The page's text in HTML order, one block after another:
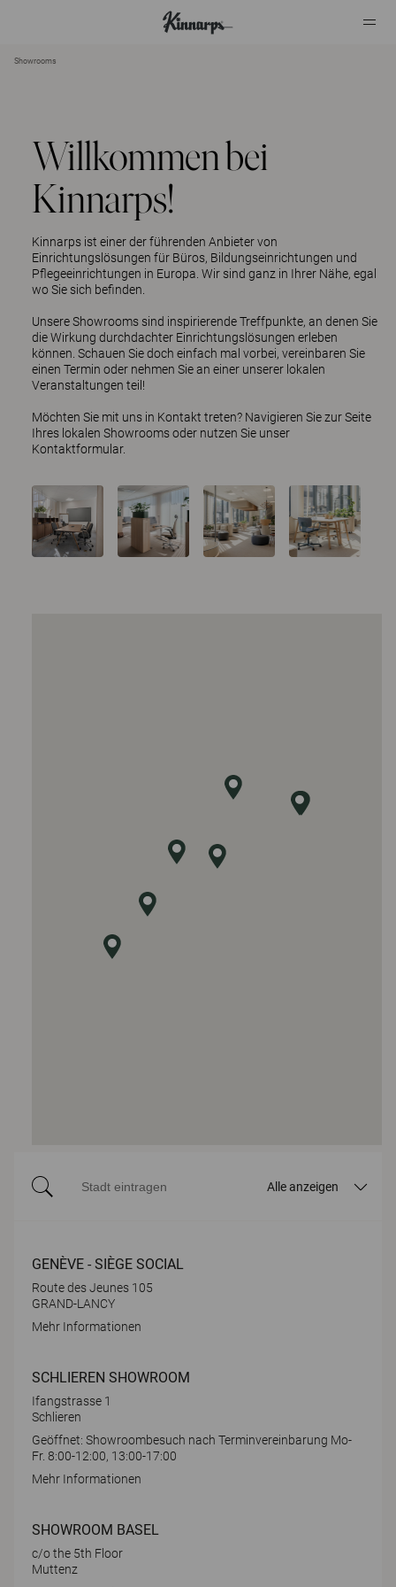
Showrooms
Willkommen bei
Kinnarps!
Kinnarps ist einer der führenden Anbieter von
Einrichtungslösungen für Büros, Bildungseinrichtungen und
Pflegeeinrichtungen in Europa. Wir sind ganz in Ihrer Nähe, egal
wo Sie sich befinden.
Unsere Showrooms sind inspirierende Treffpunkte, an denen Sie
die Wirkung durchdachter Einrichtungslösungen erleben
können. Schauen Sie doch einfach mal vorbei, vereinbaren Sie
einen Termin oder nehmen Sie an einer unserer lokalen
Veranstaltungen teil!
Möchten Sie mit uns in Kontakt treten? Navigieren Sie zur Seite
Ihres lokalen Showrooms oder nutzen Sie unser
Kontaktformular.
Alle anzeigen
GENÈVE - SIÈGE SOCIAL
Route des Jeunes 105
GRAND-LANCY
Mehr Informationen
SCHLIEREN SHOWROOM
Ifangstrasse 1
Schlieren
Geöffnet: Showroombesuch nach Terminvereinbarung Mo-
Fr. 8:00-12:00, 13:00-17:00
Mehr Informationen
SHOWROOM BASEL
c/o the 5th Floor
Muttenz